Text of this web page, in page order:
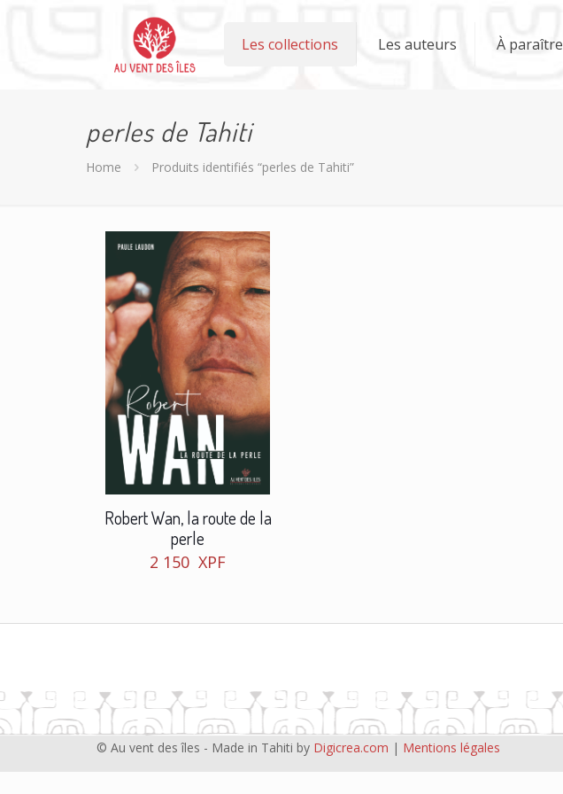
Les collections Les auteurs À paraître
perles de Tahiti
Home Produits identifiés “perles de Tahiti”
Robert Wan, la route de la
perle
2 150 XPF
© Au vent des îles - Made in Tahiti by Digicrea.com | Mentions légales